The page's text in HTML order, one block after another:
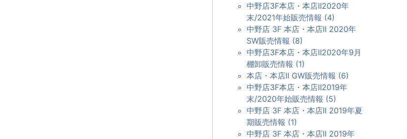
中野店3F本店・本店Ⅱ2020年
末/2021年始販売情報 (4)
中野店 3F 本店・本店II 2020年
SW販売情報 (8)
中野店3F本店・本店Ⅱ2020年9月
棚卸販売情報 (1)
本店・本店II GW販売情報 (6)
中野店3F本店・本店Ⅱ2019年
末/2020年始販売情報 (5)
中野店 3F 本店・本店II 2019年夏
期販売情報 (1)
中野店 3F 本店・本店II 2019年